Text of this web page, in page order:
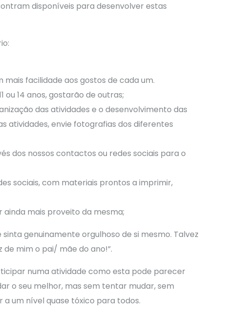
disponíveis para desenvolver estas
facilidade aos gostos de cada um.
14 anos, gostarão de outras;
das atividades e o desenvolvimento das
atividades, envie fotografias dos diferentes
dos nossos contactos ou redes sociais para o
sociais, com materiais prontos a imprimir,
mais proveito da mesma;
genuinamente orgulhoso de si mesmo. Talvez
de mim o pai/ mãe do ano!”.
numa atividade como esta pode parecer
o seu melhor, mas sem tentar mudar, sem
a um nível quase tóxico para todos.